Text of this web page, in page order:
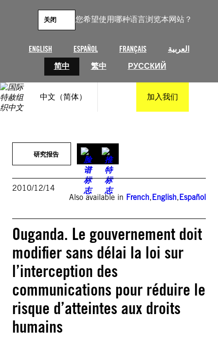
您希望使用哪种语言浏览本网站？
ENGLISH ESPAÑOL FRANÇAIS
العربية
简中
繁中 РУССКИЙ
关闭
中文（简体） 加入我们
研究报告
2010/12/14
Also available in French,English,Español
Ouganda. Le gouvernement doit
modifier sans délai la loi sur
l’interception des
communications pour réduire le
risque d’atteintes aux droits
humains